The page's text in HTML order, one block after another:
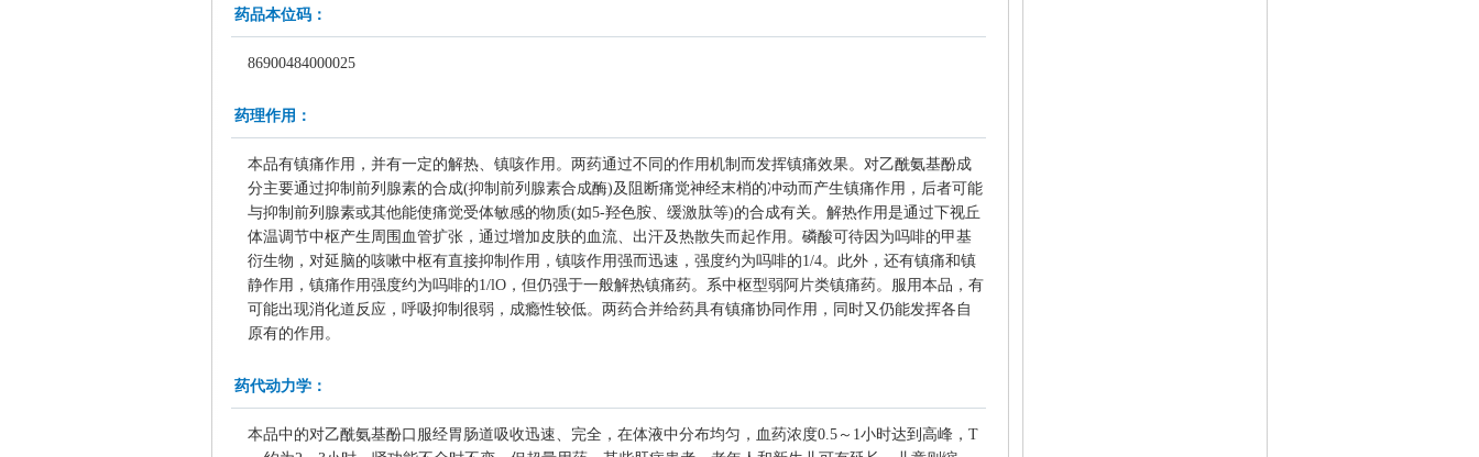
药品本位码：
86900484000025
药理作用：
本品有镇痛作用，并有一定的解热、镇咳作用。两药通过不同的作用机制而发挥镇痛效果。对乙酰氨基酚成
分主要通过抑制前列腺素的合成(抑制前列腺素合成酶)及阻断痛觉神经末梢的冲动而产生镇痛作用，后者可能
与抑制前列腺素或其他能使痛觉受体敏感的物质(如5-羟色胺、缓激肽等)的合成有关。解热作用是通过下视丘
体温调节中枢产生周围血管扩张，通过增加皮肤的血流、出汗及热散失而起作用。磷酸可待因为吗啡的甲基
衍生物，对延脑的咳嗽中枢有直接抑制作用，镇咳作用强而迅速，强度约为吗啡的1/4。此外，还有镇痛和镇
静作用，镇痛作用强度约为吗啡的1/lO，但仍强于一般解热镇痛药。系中枢型弱阿片类镇痛药。服用本品，有
可能出现消化道反应，呼吸抑制很弱，成瘾性较低。两药合并给药具有镇痛协同作用，同时又仍能发挥各自
原有的作用。
药代动力学：
本品中的对乙酰氨基酚口服经胃肠道吸收迅速、完全，在体液中分布均匀，血药浓度0.5～1小时达到高峰，T